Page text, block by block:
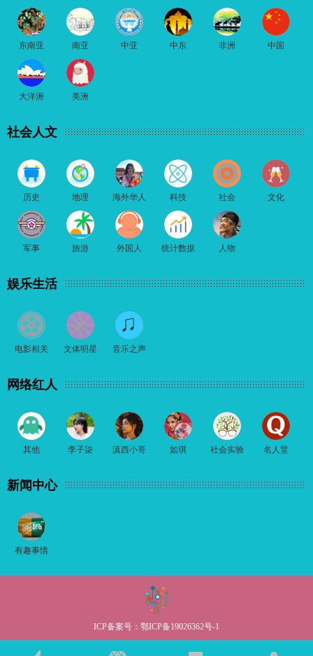
东南亚 南亚 中亚 中东 非洲 中国
大洋洲 美洲
社会人文
历史 地理 海外华人 科技 社会 文化
军事 旅游 外国人 统计数据 人物
娱乐生活
电影相关 文体明星 音乐之声
网络红人
其他 李子柒 滇西小哥 如琪 社会实验 名人堂
新闻中心
有趣事情
ICP备案号： 鄂ICP备19026362号-1